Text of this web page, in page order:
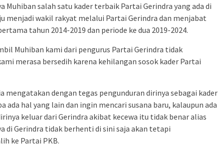
Muhiban salah satu kader terbaik Partai Gerindra yang ada di
menjadi wakil rakyat melalui Partai Gerindra dan menjabat
tahun 2014-2019 dan periode ke dua 2019-2024.
Muhiban kami dari pengurus Partai Gerindra tidak
merasa bersedih karena kehilangan sosok kader Partai
mengatakan dengan tegas pengunduran dirinya sebagai kader
ada hal yang lain dan ingin mencari susana baru, kalaupun ada
keluar dari Gerindra akibat kecewa itu tidak benar alias
di Gerindra tidak berhenti di sini saja akan tetapi
ke Partai PKB.